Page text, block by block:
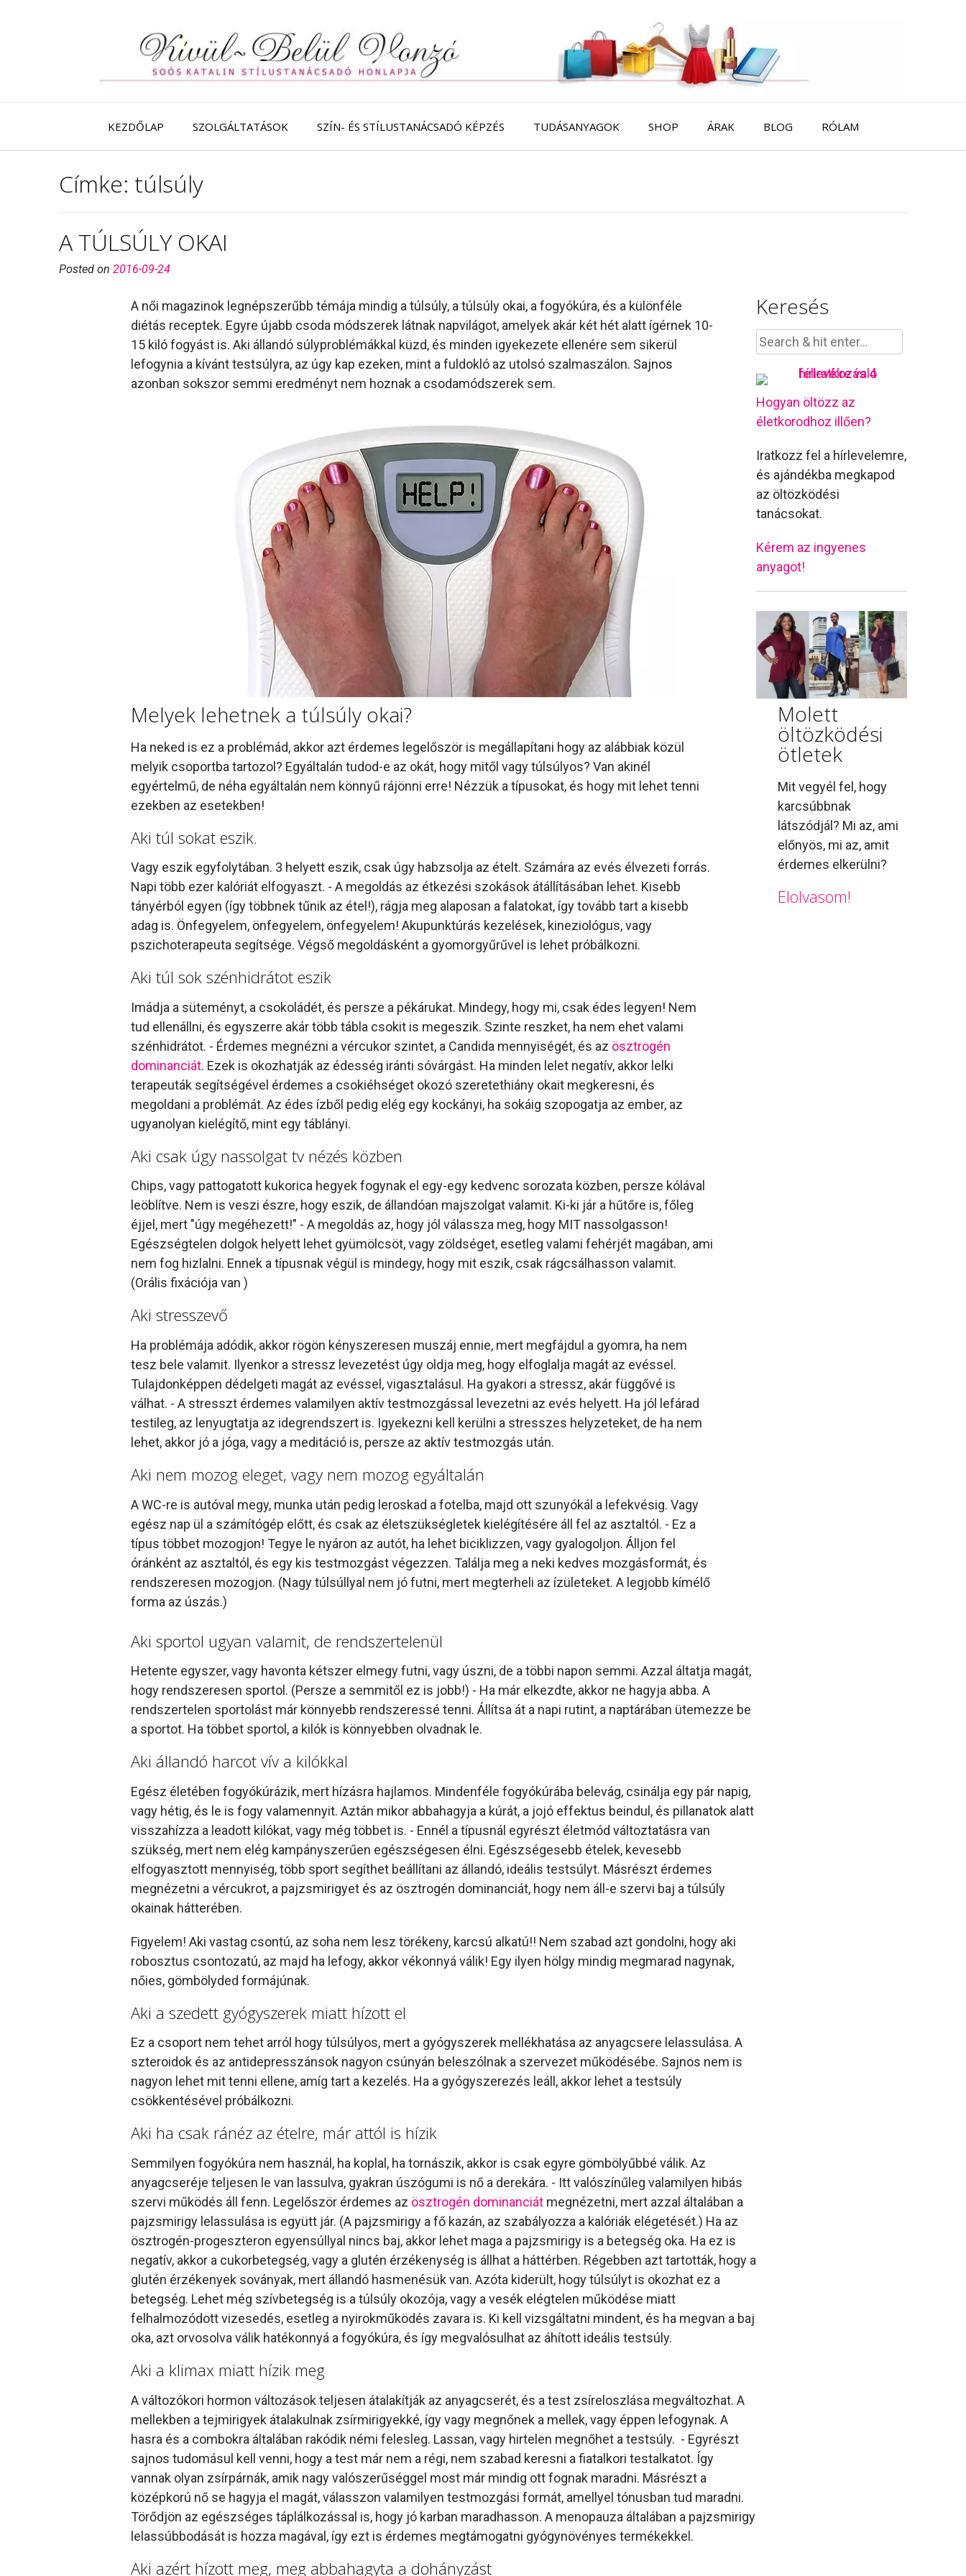
KEZDŐLAP SZOLGÁLTATÁSOK SZÍN- ÉS STÍLUSTANÁCSADÓ KÉPZÉS TUDÁSANYAGOK SHOP ÁRAK BLOG RÓLAM
Címke: túlsúly
A TÚLSÚLY OKAI
Posted on 2016-09-24
A női magazinok legnépszerűbb témája mindig a túlsúly, a túlsúly okai, a fogyókúra, és a különféle
diétás receptek. Egyre újabb csoda módszerek látnak napvilágot, amelyek akár két hét alatt ígérnek 10-
15 kiló fogyást is. Aki állandó súlyproblémákkal küzd, és minden igyekezete ellenére sem sikerül
lefogynia a kívánt testsúlyra, az úgy kap ezeken, mint a fuldokló az utolsó szalmaszálon. Sajnos
azonban sokszor semmi eredményt nem hoznak a csodamódszerek sem.
Melyek lehetnek a túlsúly okai?
Ha neked is ez a problémád, akkor azt érdemes legelőször is megállapítani hogy az alábbiak közül
melyik csoportba tartozol? Egyáltalán tudod-e az okát, hogy mitől vagy túlsúlyos? Van akinél
egyértelmű, de néha egyáltalán nem könnyű rájönni erre! Nézzük a típusokat, és hogy mit lehet tenni
ezekben az esetekben!
Aki túl sokat eszik.
Vagy eszik egyfolytában. 3 helyett eszik, csak úgy habzsolja az ételt. Számára az evés élvezeti forrás.
Napi több ezer kalóriát elfogyaszt. - A megoldás az étkezési szokások átállításában lehet. Kisebb
tányérból egyen (így többnek tűnik az étel!), rágja meg alaposan a falatokat, így tovább tart a kisebb
adag is. Önfegyelem, önfegyelem, önfegyelem! Akupunktúrás kezelések, kineziológus, vagy
pszichoterapeuta segítsége. Végső megoldásként a gyomorgyűrűvel is lehet próbálkozni.
Aki túl sok szénhidrátot eszik
Imádja a süteményt, a csokoládét, és persze a pékárukat. Mindegy, hogy mi, csak édes legyen! Nem
tud ellenállni, és egyszerre akár több tábla csokit is megeszik. Szinte reszket, ha nem ehet valami
szénhidrátot. - Érdemes megnézni a vércukor szintet, a Candida mennyiségét, és az ösztrogén
dominanciát. Ezek is okozhatják az édesség iránti sóvárgást. Ha minden lelet negatív, akkor lelki
terapeuták segítségével érdemes a csokiéhséget okozó szeretethiány okait megkeresni, és
megoldani a problémát. Az édes ízből pedig elég egy kockányi, ha sokáig szopogatja az ember, az
ugyanolyan kielégítő, mint egy táblányi.
Aki csak úgy nassolgat tv nézés közben
Chips, vagy pattogatott kukorica hegyek fogynak el egy-egy kedvenc sorozata közben, persze kólával
leöblítve. Nem is veszi észre, hogy eszik, de állandóan majszolgat valamit. Ki-ki jár a hűtőre is, főleg
éjjel, mert "úgy megéhezett!" - A megoldás az, hogy jól válassza meg, hogy MIT nassolgasson!
Egészségtelen dolgok helyett lehet gyümölcsöt, vagy zöldséget, esetleg valami fehérjét magában, ami
nem fog hizlalni. Ennek a típusnak végül is mindegy, hogy mit eszik, csak rágcsálhasson valamit.
(Orális fixációja van )
Aki stresszevő
Ha problémája adódik, akkor rögön kényszeresen muszáj ennie, mert megfájdul a gyomra, ha nem
tesz bele valamit. Ilyenkor a stressz levezetést úgy oldja meg, hogy elfoglalja magát az evéssel.
Tulajdonképpen dédelgeti magát az evéssel, vigasztalásul. Ha gyakori a stressz, akár függővé is
válhat. - A stresszt érdemes valamilyen aktív testmozgással levezetni az evés helyett. Ha jól lefárad
testileg, az lenyugtatja az idegrendszert is. Igyekezni kell kerülni a stresszes helyzeteket, de ha nem
lehet, akkor jó a jóga, vagy a meditáció is, persze az aktív testmozgás után.
Aki nem mozog eleget, vagy nem mozog egyáltalán
A WC-re is autóval megy, munka után pedig leroskad a fotelba, majd ott szunyókál a lefekvésig. Vagy
egész nap ül a számítógép előtt, és csak az életszükségletek kielégítésére áll fel az asztaltól. - Ez a
típus többet mozogjon! Tegye le nyáron az autót, ha lehet biciklizzen, vagy gyalogoljon. Álljon fel
óránként az asztaltól, és egy kis testmozgást végezzen. Találja meg a neki kedves mozgásformát, és
rendszeresen mozogjon. (Nagy túlsúllyal nem jó futni, mert megterheli az ízületeket. A legjobb kímélő
forma az úszás.)
Aki sportol ugyan valamit, de rendszertelenül
Hetente egyszer, vagy havonta kétszer elmegy futni, vagy úszni, de a többi napon semmi. Azzal áltatja magát,
hogy rendszeresen sportol. (Persze a semmitől ez is jobb!) - Ha már elkezdte, akkor ne hagyja abba. A
rendszertelen sportolást már könnyebb rendszeressé tenni. Állítsa át a napi rutint, a naptárában ütemezze be
a sportot. Ha többet sportol, a kilók is könnyebben olvadnak le.
Aki állandó harcot vív a kilókkal
Egész életében fogyókúrázik, mert hízásra hajlamos. Mindenféle fogyókúrába belevág, csinálja egy pár napig,
vagy hétig, és le is fogy valamennyit. Aztán mikor abbahagyja a kúrát, a jojó effektus beindul, és pillanatok alatt
visszahízza a leadott kilókat, vagy még többet is. - Ennél a típusnál egyrészt életmód változtatásra van
szükség, mert nem elég kampányszerűen egészségesen élni. Egészségesebb ételek, kevesebb
elfogyasztott mennyiség, több sport segíthet beállítani az állandó, ideális testsúlyt. Másrészt érdemes
megnézetni a vércukrot, a pajzsmirigyet és az ösztrogén dominanciát, hogy nem áll-e szervi baj a túlsúly
okainak hátterében.
Figyelem! Aki vastag csontú, az soha nem lesz törékeny, karcsú alkatú!! Nem szabad azt gondolni, hogy aki
robosztus csontozatú, az majd ha lefogy, akkor vékonnyá válik! Egy ilyen hölgy mindig megmarad nagynak,
nőies, gömbölyded formájúnak.
Aki a szedett gyógyszerek miatt hízott el
Ez a csoport nem tehet arról hogy túlsúlyos, mert a gyógyszerek mellékhatása az anyagcsere lelassulása. A
szteroidok és az antidepresszánsok nagyon csúnyán beleszólnak a szervezet működésébe. Sajnos nem is
nagyon lehet mit tenni ellene, amíg tart a kezelés. Ha a gyógyszerezés leáll, akkor lehet a testsúly
csökkentésével próbálkozni.
Aki ha csak ránéz az ételre, már attól is hízik
Semmilyen fogyókúra nem használ, ha koplal, ha tornászik, akkor is csak egyre gömbölyűbbé válik. Az
anyagcseréje teljesen le van lassulva, gyakran úszógumi is nő a derekára. - Itt valószínűleg valamilyen hibás
szervi működés áll fenn. Legelőször érdemes az ösztrogén dominanciát megnézetni, mert azzal általában a
pajzsmirigy lelassulása is együtt jár. (A pajzsmirigy a fő kazán, az szabályozza a kalóriák elégetését.) Ha az
ösztrogén-progeszteron egyensúllyal nincs baj, akkor lehet maga a pajzsmirigy is a betegség oka. Ha ez is
negatív, akkor a cukorbetegség, vagy a glutén érzékenység is állhat a háttérben. Régebben azt tartották, hogy a
glutén érzékenyek soványak, mert állandó hasmenésük van. Azóta kiderült, hogy túlsúlyt is okozhat ez a
betegség. Lehet még szívbetegség is a túlsúly okozója, vagy a vesék elégtelen működése miatt
felhalmozódott vizesedés, esetleg a nyirokműködés zavara is. Ki kell vizsgáltatni mindent, és ha megvan a baj
oka, azt orvosolva válik hatékonnyá a fogyókúra, és így megvalósulhat az áhított ideális testsúly.
Aki a klimax miatt hízik meg
A változókori hormon változások teljesen átalakítják az anyagcserét, és a test zsíreloszlása megváltozhat. A
mellekben a tejmirigyek átalakulnak zsírmirigyekké, így vagy megnőnek a mellek, vagy éppen lefogynak. A
hasra és a combokra általában rakódik némi felesleg. Lassan, vagy hirtelen megnőhet a testsúly. - Egyrészt
sajnos tudomásul kell venni, hogy a test már nem a régi, nem szabad keresni a fiatalkori testalkatot. Így
vannak olyan zsírpárnák, amik nagy valószerűséggel most már mindig ott fognak maradni. Másrészt a
középkorú nő se hagyja el magát, válasszon valamilyen testmozgási formát, amellyel tónusban tud maradni.
Törődjön az egészséges táplálkozással is, hogy jó karban maradhasson. A menopauza általában a pajzsmirigy
lelassúbbodását is hozza magával, így ezt is érdemes megtámogatni gyógynövényes termékekkel.
Aki azért hízott meg, meg abbahagyta a dohányzást
Keresés
Hogyan öltözz az
életkorodhoz illően?
Iratkozz fel a hírlevelemre,
és ajándékba megkapod
az öltözködési
tanácsokat.
Kérem az ingyenes
anyagot!
Molett
öltözködési
ötletek
Mit vegyél fel, hogy
karcsúbbnak
látszódjál? Mi az, ami
előnyös, mi az, amit
érdemes elkerülni?
Elolvasom!